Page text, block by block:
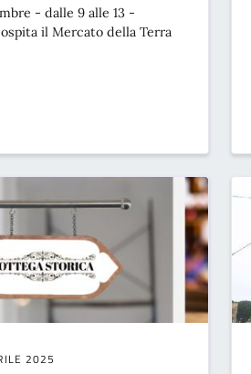
- dalle 9 alle 13 -
il Mercato della Terra
SLOW FOOD DOMENICA 7 SETTEMBRE}
2025